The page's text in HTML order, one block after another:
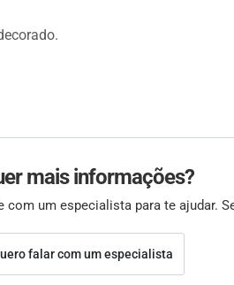
mais informações?
com um especialista para te ajudar.
falar com um especialista